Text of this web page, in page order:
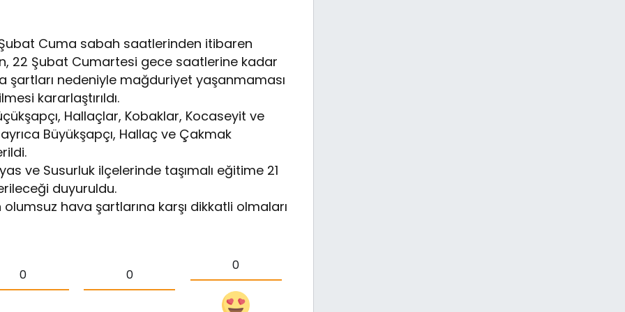
Cuma sabah saatlerinden itibaren
22 Şubat Cumartesi gece saatlerine kadar
şartları nedeniyle mağduriyet yaşanmaması
kararlaştırıldı.
Hallaçlar, Kobaklar, Kocaseyit ve
Büyükşapçı, Hallaç ve Çakmak
ve Susurluk ilçelerinde taşımalı eğitime 21
duyuruldu.
hava şartlarına karşı dikkatli olmaları
0 0
0